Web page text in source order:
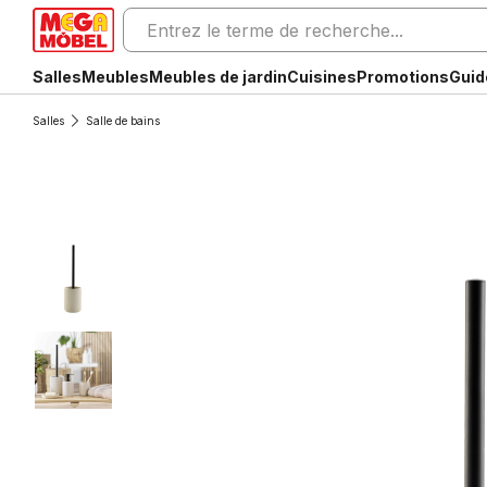
SallesMeublesMeubles de jardinCuisinesPromotions
Salles Salle de bains